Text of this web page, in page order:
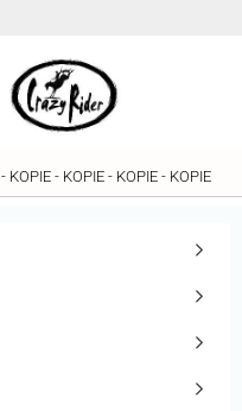
- KOPIE - KOPIE - KOPIE - KOPIE